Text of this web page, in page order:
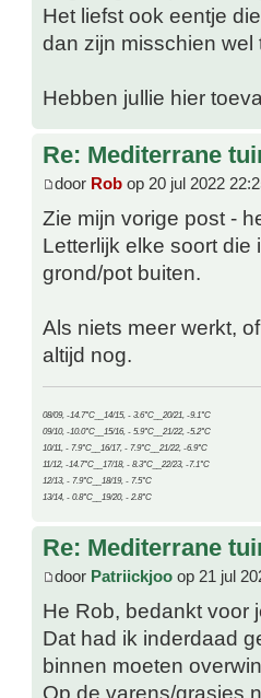
Het liefst ook eentje
dan zijn misschien
Hebben jullie hier
Re: Mediterrane
door Rob op 20 jul 2022
Zie mijn vorige post -
Letterlijk elke soort
grond/pot buiten.
Als niets meer werkt,
altijd nog.
08/09, -14.7°C__14/15, - 3.6°C__20/21, -9.1°C
09/10, -10.0°C__15/16, - 5.9°C__21/22, -5.2°C
10/11, - 7.9°C__16/17, - 7.9°C__21/22, -6.9°C
11/12, -14.7°C__17/18, - 8.3°C__22/23, -7.1°C
12/13, - 7.9°C__18/19, - 7.5°C
13/14, - 0.8°C__19/20, - 2.8°C
Re: Mediterrane
door Patriickjoo op 21 jul
He Rob, bedankt voor
Dat had ik inderdaad
binnen moeten
Op de varens/grasjes